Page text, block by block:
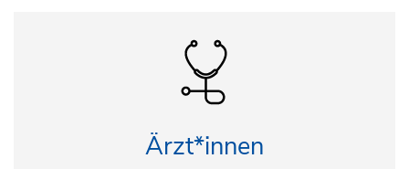
Ärzt*innen